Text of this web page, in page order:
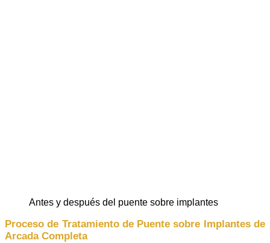
antes y después del puente sobre implantes
Proceso de Tratamiento de Puente sobre Implantes de
Arcada Completa